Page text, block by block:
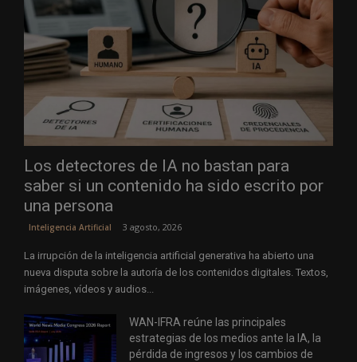
Los detectores de IA no bastan para
saber si un contenido ha sido escrito por
una persona
Inteligencia Artificial 3 agosto, 2026
La irrupción de la inteligencia artificial generativa ha abierto una
nueva disputa sobre la autoría de los contenidos digitales. Textos,
imágenes, vídeos y audios...
WAN-IFRA reúne las principales
estrategias de los medios ante la IA, la
pérdida de ingresos y los cambios de